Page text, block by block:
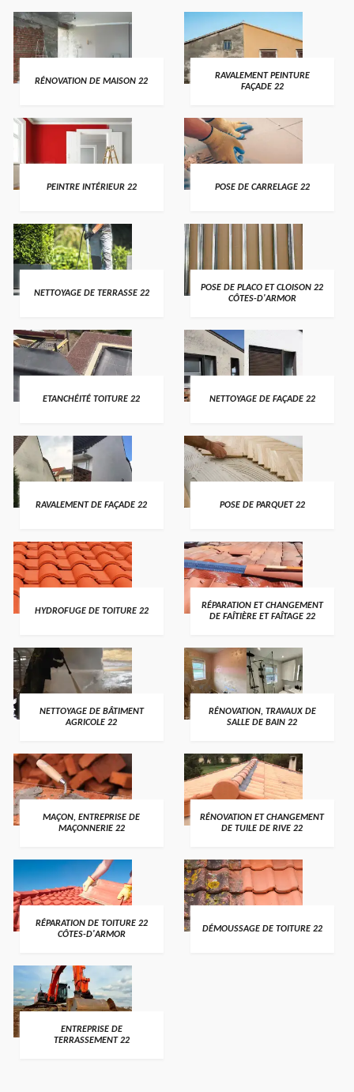
RÉNOVATION DE MAISON 22
RAVALEMENT PEINTURE
FAÇADE 22
PEINTRE INTÉRIEUR 22 POSE DE CARRELAGE 22
NETTOYAGE DE TERRASSE 22
POSE DE PLACO ET CLOISON 22
CÔTES-D'ARMOR
ETANCHÉITÉ TOITURE 22 NETTOYAGE DE FAÇADE 22
RAVALEMENT DE FAÇADE 22 POSE DE PARQUET 22
HYDROFUGE DE TOITURE 22
RÉPARATION ET CHANGEMENT
DE FAÎTIÈRE ET FAÎTAGE 22
NETTOYAGE DE BÂTIMENT
AGRICOLE 22
RÉNOVATION, TRAVAUX DE
SALLE DE BAIN 22
MAÇON, ENTREPRISE DE
MAÇONNERIE 22
RÉNOVATION ET CHANGEMENT
DE TUILE DE RIVE 22
RÉPARATION DE TOITURE 22
CÔTES-D'ARMOR
DÉMOUSSAGE DE TOITURE 22
ENTREPRISE DE
TERRASSEMENT 22